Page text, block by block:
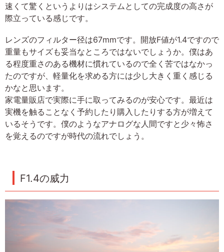
速くて驚くというよりはシステムとしての完成度の高さが
際立っている感じです。
レンズのフィルター径は67mmです。開放F値が1.4ですので
重量もサイズも妥当なところではないでしょうか。僕はあ
る程度重さのある機材に慣れているので全く苦ではなかっ
たのですが、軽量化を求める方には少し大きく重く感じる
かなと思います。
家電量販店で実際に手に取ってみるのが安心です。最近は
実機を触ることなく予約したり購入したりする方が増えて
いるそうです。僕のようなアナログな人間ですと少々怖さ
を覚えるのですが時代の流れでしょう。
F1.4の威力